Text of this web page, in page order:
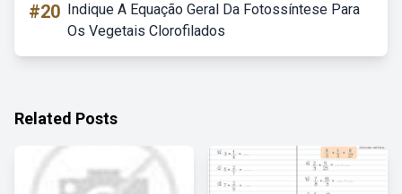
#20 Indique A Equação Geral Da Fotossíntese Para
Os Vegetais Clorofilados
Related Posts